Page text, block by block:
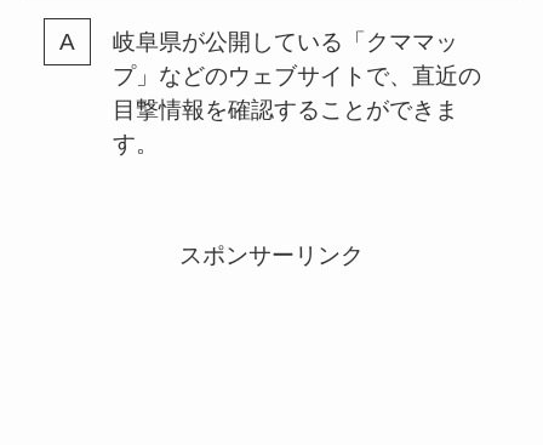
岐阜県が公開している「クママッ
プ」などのウェブサイトで、直近の
目撃情報を確認することができま
す。
スポンサーリンク